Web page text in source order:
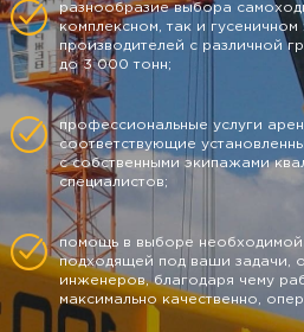
разнообразие выбора
комплексном, так и
производителей с различной
до 3 000 тонн;
профессиональные услуги
соответствующие
с собственными экипажами
специалистов;
помощь в выборе необходимой
подходящей под ваши задачи,
инженеров, благодаря чему
максимально качественно,